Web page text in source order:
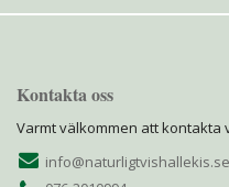
Kontakta oss
Varmt välkommen att kontakta
info@naturligtvishallekis.se